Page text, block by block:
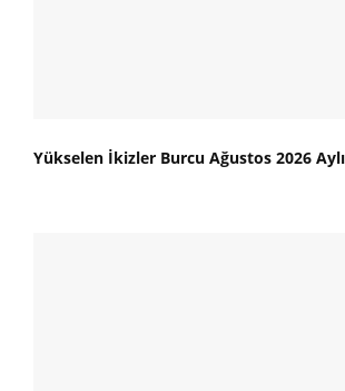
Yükselen İkizler Burcu Ağustos 2026